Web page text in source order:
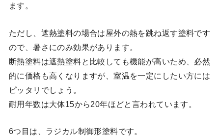
ます。
ただし、遮熱塗料の場合は屋外の熱を跳ね返す塗料です
ので、暑さにのみ効果があります。
断熱塗料は遮熱塗料と比較しても機能が高いため、必然
的に価格も高くなりますが、室温を一定にしたい方には
ピッタリでしょう。
耐用年数は大体15から20年ほどと言われています。
6つ目は、ラジカル制御形塗料です。